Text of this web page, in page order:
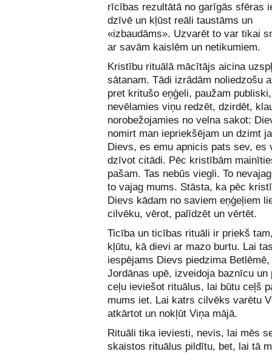
rīcības rezultātā no garīgās sfēras
dzīvē un kļūst reāli taustāms un
«izbaudāms». Uzvarēt to var tikai
ar savām kaislēm un netikumiem.
Kristību rituālā mācītājs aicina
sātanam. Tādi izrādām noliedzošu
pret kritušo eņģeli, paužam
nevēlamies viņu redzēt, dzirdēt,
norobežojamies no velna sakot:
nomirt man iepriekšējam un dzimt
Dievs, es emu apnicis pats sev, es
dzīvot citādi. Pēc kristībām
pašam. Tas nebūs viegli. To
to vajag mums. Stāsta, ka pēc
Dievs kādam no saviem eņģeļiem
cilvēku, vērot, palīdzēt un vērtēt.
Ticība un ticības rituāli ir priekš
kļūtu, kā dievi ar mazo burtu. Lai
iespējams Dievs piedzima
Jordānas upē, izveidoja baznīcu un
ceļu ieviešot rituālus, lai būtu ceļš
mums iet. Lai katrs cilvēks varētu
atkārtot un nokļūt Viņa mājā.
Rituāli tika ieviesti, nevis, lai mēs
skaistos rituālus pildītu, bet, lai tā